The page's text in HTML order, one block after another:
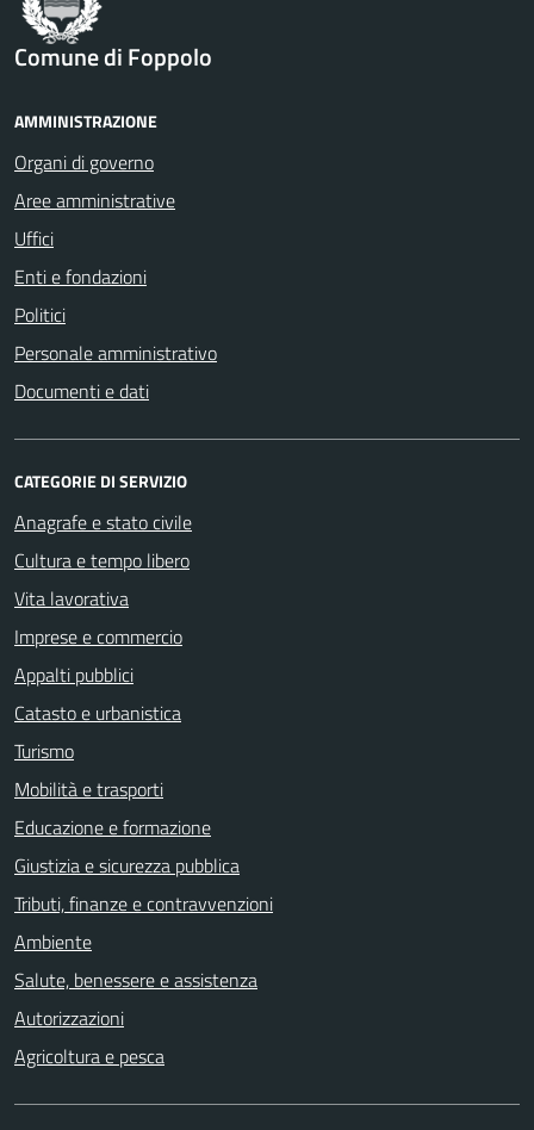
Comune di Foppolo
AMMINISTRAZIONE
Organi di governo
Aree amministrative
Uffici
Enti e fondazioni
Politici
Personale amministrativo
Documenti e dati
CATEGORIE DI SERVIZIO
Anagrafe e stato civile
Cultura e tempo libero
Vita lavorativa
Imprese e commercio
Appalti pubblici
Catasto e urbanistica
Turismo
Mobilità e trasporti
Educazione e formazione
Giustizia e sicurezza pubblica
Tributi, finanze e contravvenzioni
Ambiente
Salute, benessere e assistenza
Autorizzazioni
Agricoltura e pesca